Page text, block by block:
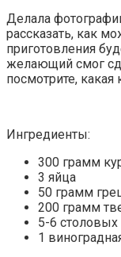
Делала
рассказать, как
приготовления
желающий смог
посмотрите, какая
Ингредиенты:
300 грамм
3 яйца
50 грамм
200 грамм
5-6
1